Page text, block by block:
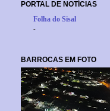
PORTAL DE NOTÍCIAS
Folha do Sisal
-
BARROCAS EM FOTO